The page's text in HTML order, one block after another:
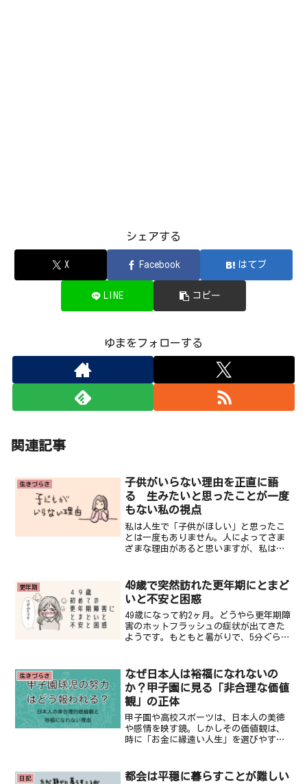
シェアする
X Facebook はてブ
LINE コピー
ゆまをフォローする
関連記事
生きづらさ
子供がいらない理由を正直に語
る 生みたいと思ったことが一度
もない私の視点
私は人生で「子供がほしい」と思ったこ
とは一度もありません。人によってさま
ざまな理由があると思いますが、私は自
まとめてみました。「子供がかわいいか
らほしい」という感覚が理...
更年期
49歳で突然訪れた更年期にとまど
いと不安と困惑
49歳になって約2ヶ月。どうやら更年期障
害のホットフラッシュの症状が出てきた
ようです。もともと暑がりで、5分ぐらい
ため、最初は気が付きませんでした。更
年期障害かも？と気...
生きづらさ
なぜ日本人は裕福になれないの
か？甲子園に見る「非合理な価値
観」の正体
甲子園や高校スポーツは、日本人の美徳
や感情を映す鏡。しかしその価値観は、
時に「お金に縁遠い人生」を選びやすく
る第一歩かもしれない。
日記
都会は平穏に暮らすことが難しい